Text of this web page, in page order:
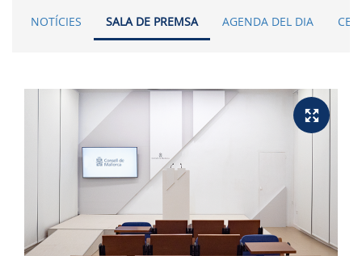
NOTÍCIES SALA DE PREMSA AGENDA DEL DIA